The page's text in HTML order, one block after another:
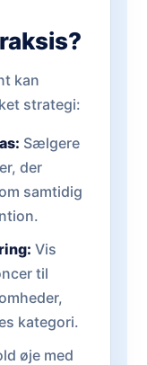
kan
strategi:
Sælgere
der
samtidig
Vis
til
kategori.
øje med